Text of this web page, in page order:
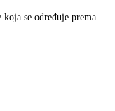
se određuje prema